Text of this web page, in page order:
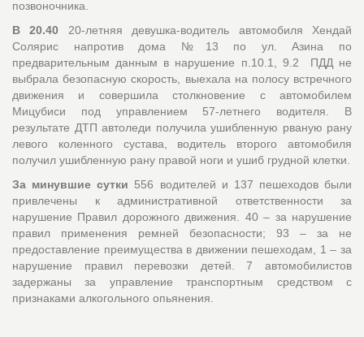
позвоночника.
В 20.40 20-летняя девушка-водитель автомобиля Хендай
Солярис напротив дома №13 по ул. Азина по
предварительным данным в нарушение п.10.1, 9.2 ПДД не
выбрала безопасную скорость, выехала на полосу встречного
движения и совершила столкновение с автомобилем
Мицубиси под управлением 57-летнего водителя. В
результате ДТП автоледи получила ушибленную рваную рану
левого коленного сустава, водитель второго автомобиля
получил ушибленную рану правой ноги и ушиб грудной клетки.
За минувшие сутки 556 водителей и 137 пешеходов были
привлечены к административной ответственности за
нарушение Правил дорожного движения. 40 – за нарушение
правил применения ремней безопасности; 93 – за не
предоставление преимущества в движении пешеходам, 1 – за
нарушение правил перевозки детей. 7 автомобилистов
задержаны за управление транспортным средством с
признаками алкогольного опьянения.